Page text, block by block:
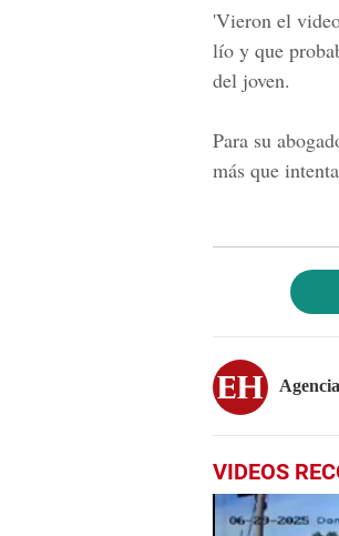
'Vieron el
lío y que
del joven.
Para su
más que
VIDEOS